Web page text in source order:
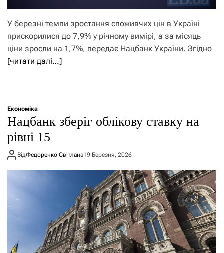
У березні темпи зростання споживчих цін в Україні
прискорилися до 7,9% у річному вимірі, а за місяць
ціни зросли на 1,7%, передає Нацбанк України. Згідно
[читати далі…]
Економіка
Нацбанк зберіг облікову ставку на
рівні 15
ВідФедоренко Світлана19 Березня, 2026